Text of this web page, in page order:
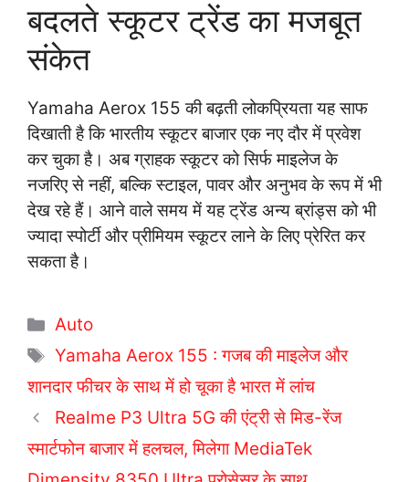
बदलते स्कूटर ट्रेंड का मजबूत
संकेत
Yamaha Aerox 155 की बढ़ती लोकप्रियता यह साफ
दिखाती है कि भारतीय स्कूटर बाजार एक नए दौर में प्रवेश
कर चुका है। अब ग्राहक स्कूटर को सिर्फ माइलेज के
नजरिए से नहीं, बल्कि स्टाइल, पावर और अनुभव के रूप में भी
देख रहे हैं। आने वाले समय में यह ट्रेंड अन्य ब्रांड्स को भी
ज्यादा स्पोर्टी और प्रीमियम स्कूटर लाने के लिए प्रेरित कर
सकता है।
C
a
e
g
o
r
Auto
T
a
s
Yamaha Aerox 155 : गजब की माइलेज और
शानदार फीचर के साथ में हो चूका है भारत में लांच
Realme P3 Ultra 5G की एंट्री से मिड-रेंज
स्मार्टफोन बाजार में हलचल, मिलेगा MediaTek